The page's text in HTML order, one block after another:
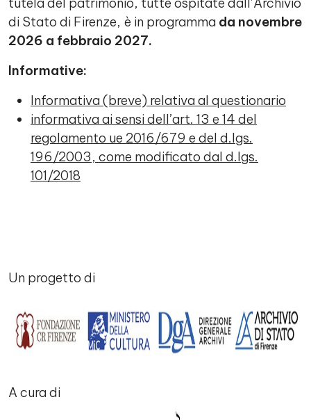
di Stato di Firenze, è in programma da novembre
2026 a febbraio 2027.
Informative:
Informativa (breve) relativa al questionario
informativa ai sensi dell’art. 13 e 14 del
regolamento ue 2016/679 e del d.lgs.
196/2003, come modificato dal d.lgs.
101/2018
Un progetto di
A cura di